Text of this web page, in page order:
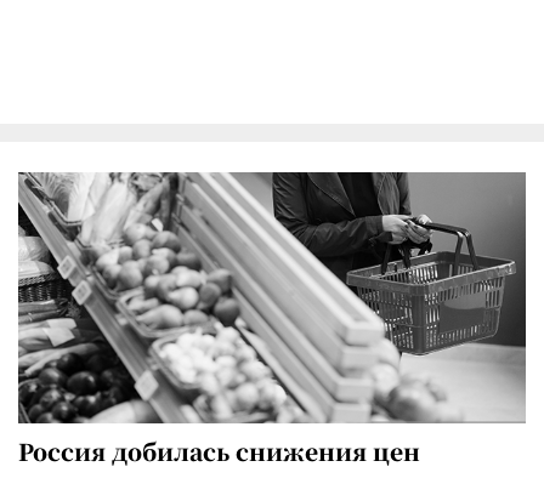
Россия добилась снижения цен